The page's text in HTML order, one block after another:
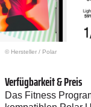
© Hersteller / Polar
Verfügbarkeit & Preis
Das Fitness